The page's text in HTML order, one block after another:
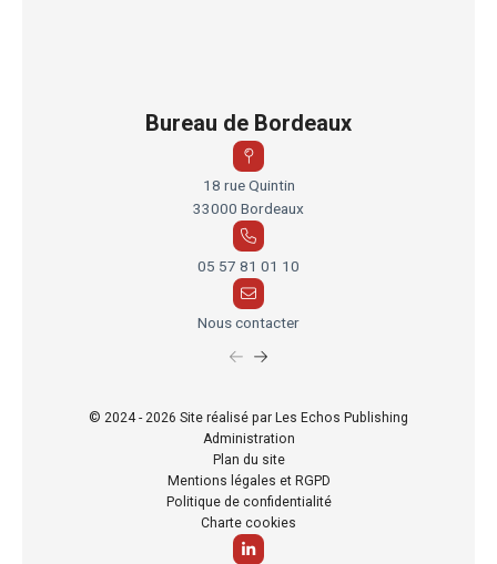
Bureau de Bordeaux
18 rue Quintin
33000 Bordeaux
05 57 81 01 10
Nous contacter
© 2024 - 2026 Site réalisé par Les Echos Publishing
Administration
Plan du site
Mentions légales et RGPD
Politique de confidentialité
Charte cookies